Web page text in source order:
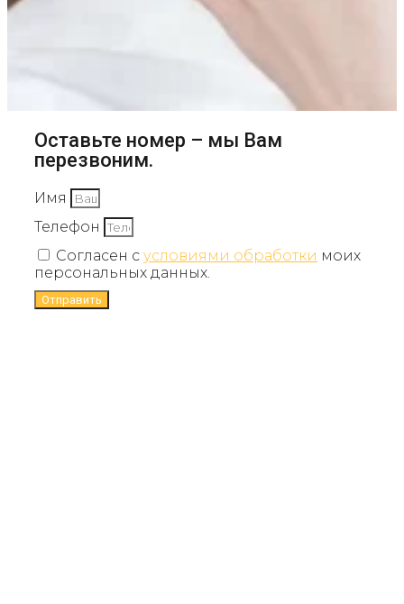
Оставьте номер – мы Вам
перезвоним.
Имя
Телефон
Согласен с условиями обработки моих
персональных данных.
Отправить